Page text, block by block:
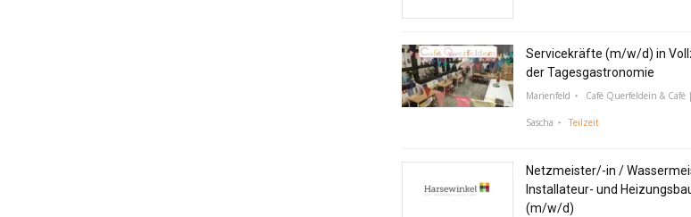
Servicekräfte (m/w/d) in
der Tagesgastronomie
Marienfeld Café Querfeldein &
Sascha Teilzeit
Netzmeister/-in /
Installateur- und
(m/w/d)